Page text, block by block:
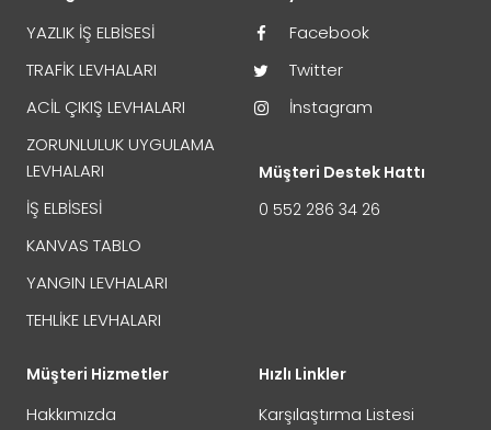
Hızlı Linkler
Karşılaştırma Listesi
Müşteri Hizmetler
Hakkımızda
YAZLIK İŞ ELBİSESİ
TRAFİK LEVHALARI
ACİL ÇIKIŞ LEVHALARI
ZORUNLULUK UYGULAMA
LEVHALARI
İŞ ELBİSESİ
KANVAS TABLO
YANGIN LEVHALARI
TEHLİKE LEVHALARI
Facebook
Twitter
İnstagram
Müşteri Destek Hattı
0 552 286 34 26